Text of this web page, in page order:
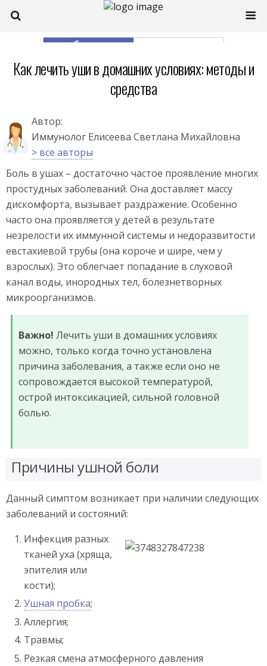
моб. версия
Как лечить уши в домашних условиях: методы и
средства
Автор:
Иммунолог Елисеева Светлана Михайловна
> все авторы
Боль в ушах – достаточно частое проявление многих
простудных заболеваний. Она доставляет массу
дискомфорта, вызывает раздражение. Особенно
часто она проявляется у детей в результате
незрелости их иммунной системы и недоразвитости
евстахиевой трубы (она короче и шире, чем у
взрослых). Это облегчает попадание в слуховой
канал воды, инородных тел, болезнетворных
микроорганизмов.
Важно! Лечить уши в домашних условиях
можно, только когда точно установлена
причина заболевания, а также если оно не
сопровождается высокой температурой,
острой интоксикацией, сильной головной
болью.
Причины ушной боли
Данный симптом возникает при наличии следующих
заболеваний и состояний:
Инфекция разных
тканей уха (хряща,
эпителия или
кости);
Ушная пробка;
Аллергия;
Травмы;
Резкая смена атмосферного давления